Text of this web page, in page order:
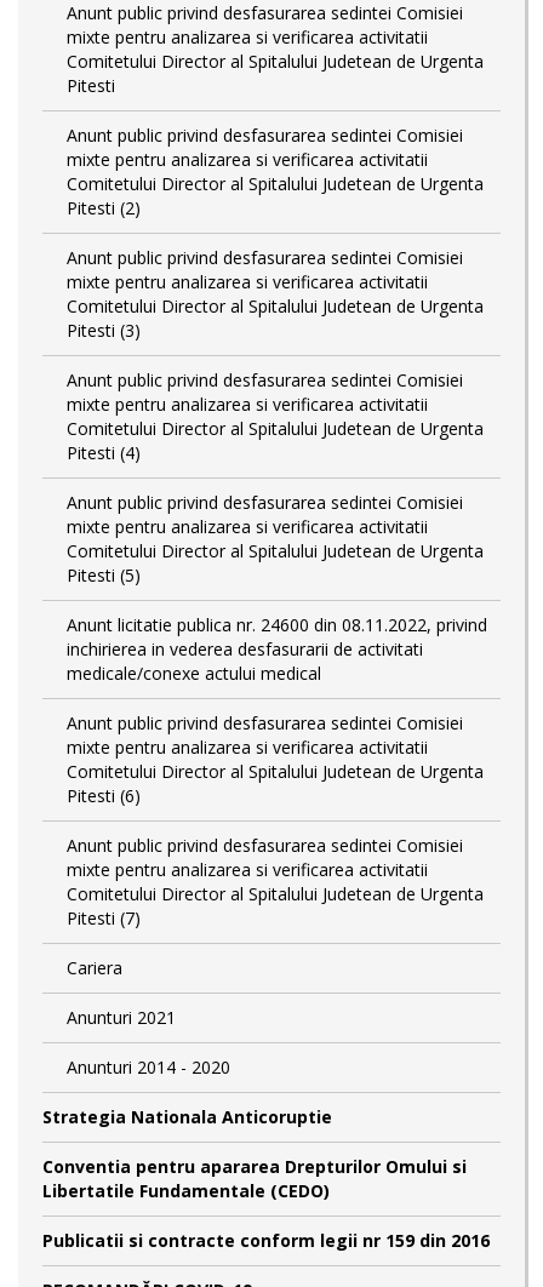
Anunt public privind desfasurarea sedintei Comisiei
mixte pentru analizarea si verificarea activitatii
Comitetului Director al Spitalului Judetean de Urgenta
Pitesti
Anunt public privind desfasurarea sedintei Comisiei
mixte pentru analizarea si verificarea activitatii
Comitetului Director al Spitalului Judetean de Urgenta
Pitesti (2)
Anunt public privind desfasurarea sedintei Comisiei
mixte pentru analizarea si verificarea activitatii
Comitetului Director al Spitalului Judetean de Urgenta
Pitesti (3)
Anunt public privind desfasurarea sedintei Comisiei
mixte pentru analizarea si verificarea activitatii
Comitetului Director al Spitalului Judetean de Urgenta
Pitesti (4)
Anunt public privind desfasurarea sedintei Comisiei
mixte pentru analizarea si verificarea activitatii
Comitetului Director al Spitalului Judetean de Urgenta
Pitesti (5)
Anunt licitatie publica nr. 24600 din 08.11.2022, privind
inchirierea in vederea desfasurarii de activitati
medicale/conexe actului medical
Anunt public privind desfasurarea sedintei Comisiei
mixte pentru analizarea si verificarea activitatii
Comitetului Director al Spitalului Judetean de Urgenta
Pitesti (6)
Anunt public privind desfasurarea sedintei Comisiei
mixte pentru analizarea si verificarea activitatii
Comitetului Director al Spitalului Judetean de Urgenta
Pitesti (7)
Cariera
Anunturi 2021
Anunturi 2014 - 2020
Strategia Nationala Anticoruptie
Conventia pentru apararea Drepturilor Omului si
Libertatile Fundamentale (CEDO)
Publicatii si contracte conform legii nr 159 din 2016